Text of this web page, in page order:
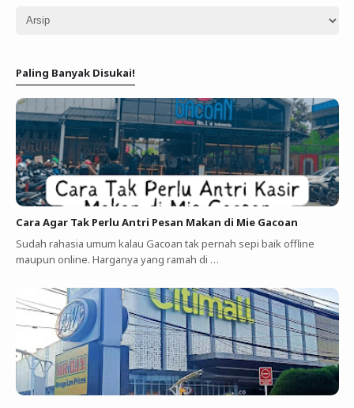
Paling Banyak Disukai!
Cara Agar Tak Perlu Antri Pesan Makan di Mie Gacoan
Sudah rahasia umum kalau Gacoan tak pernah sepi baik offline
maupun online. Harganya yang ramah di …